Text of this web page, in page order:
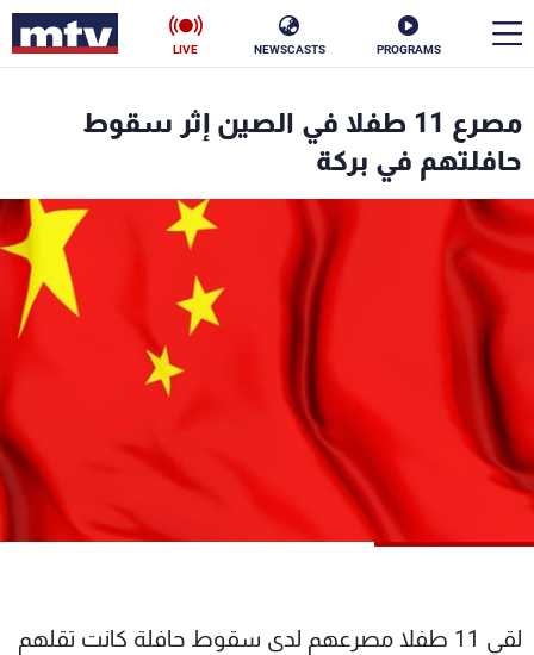
PROGRAMS
NEWSCASTS
LIVE
مصرع 11 طفلا في الصين إثر سقوط
حافلتهم في بركة
لقي 11 طفلا مصرعهم لدى سقوط حافلة كانت تقلهم
الأخبار
سياسة ناس
إقتصاد
منوعات رياضة
كأس العالم
البرامج